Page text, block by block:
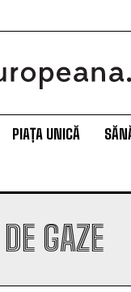
PIAȚA UNICĂ
GAZE